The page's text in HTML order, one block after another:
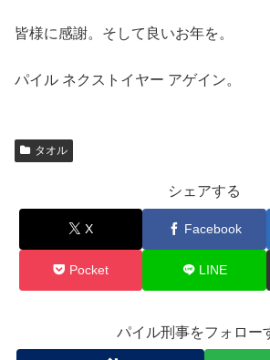
皆様に感謝。そして良いお年を。
パイル ネクストイヤー アゲイン。
タオル
シェアする
X Facebook
Pocket LINE
パイル刑事をフォロー